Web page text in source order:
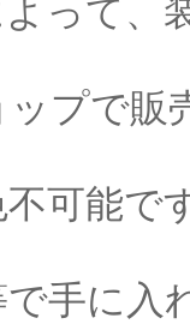
って、
プで販
不可能
で手に入